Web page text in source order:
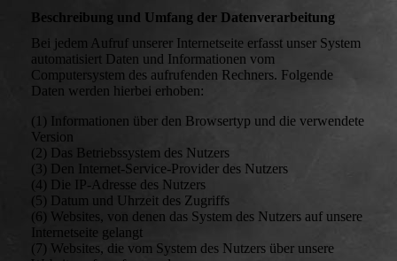
Beschreibung und Umfang der Datenverarbeitung
Bei jedem Aufruf unserer Internetseite erfasst unser System
automatisiert Daten und Informationen vom
Computersystem des aufrufenden Rechners. Folgende
Daten werden hierbei erhoben:
(1) Informationen über den Browsertyp und die verwendete
Version
(2) Das Betriebssystem des Nutzers
(3) Den Internet-Service-Provider des Nutzers
(4) Die IP-Adresse des Nutzers
(5) Datum und Uhrzeit des Zugriffs
(6) Websites, von denen das System des Nutzers auf unsere
Internetseite gelangt
(7) Websites, die vom System des Nutzers über unsere